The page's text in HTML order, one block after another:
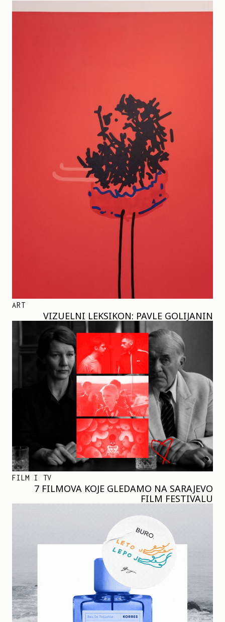
ART
VIZUELNI LEKSIKON: PAVLE GOLIJANIN
FILM I TV
7 FILMOVA KOJE GLEDAMO NA SARAJEVO
FILM FESTIVALU